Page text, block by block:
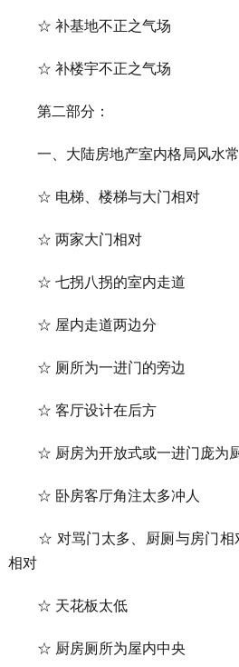
☆ 补基地不正之气场
☆ 补楼宇不正之气场
第二部分：
一、大陆房地产室内格局风水常
☆ 电梯、楼梯与大门相对
☆ 两家大门相对
☆ 七拐八拐的室内走道
☆ 屋内走道两边分
☆ 厕所为一进门的旁边
☆ 客厅设计在后方
☆ 厨房为开放式或一进门庞为
☆ 卧房客厅角注太多冲人
☆ 对骂门太多、厨厕与房门相
相对
☆ 天花板太低
☆ 厨房厕所为屋内中央